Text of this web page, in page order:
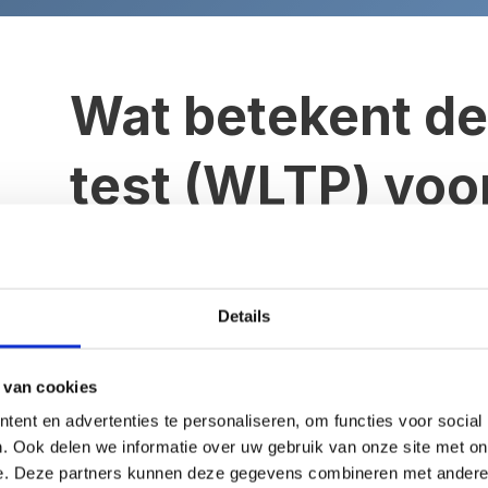
Details
cookies
en advertenties te personaliseren, om functies voor
Ook delen we informatie over uw gebruik van onze site met
Deze partners kunnen deze gegevens combineren met
Wat betekent
test (WLTP)
U heeft misschien al het één en ander
auto’s. Het heeft een naam: Worldwide
(WLTP). De light en duty worden niet
Waarom is de CO2 uitstoot zo belangrijk